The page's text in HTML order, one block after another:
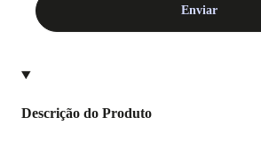
Enviar
Descrição do Produto